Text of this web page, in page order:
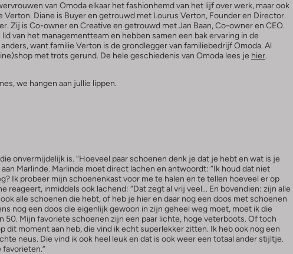
van Omoda elkaar het fashionhemd van het lijf over werk, maar ook
Verton. Diane is Buyer en getrouwd met Lourus Verton, Founder en Director.
Zij is Co-owner en Creative en getrouwd met Jan Baan, Co-owner en CEO.
van het managementteam en hebben samen een bak ervaring in de
want familie Verton is de grondlegger van familiebedrijf Omoda. Al
met trots gerund. De hele geschiedenis van Omoda lees je hier.
we hangen aan jullie lippen.
onvermijdelijk is. “Hoeveel paar schoenen denk je dat je hebt en wat is je
aan Marlinde. Marlinde moet direct lachen en antwoordt: “Ik houd dat niet
Ik probeer mijn schoenenkast voor me te halen en te tellen hoeveel er op
reageert, inmiddels ook lachend: “Dat zegt al vrij veel... En bovendien: zijn alle
alle schoenen die hebt, of heb je hier en daar nog een doos met schoenen
nog een doos die eigenlijk gewoon in zijn geheel weg moet, moet ik die
50. Mijn favoriete schoenen zijn een paar lichte, hoge veterboots. Of toch
dit moment aan heb, die vind ik echt superlekker zitten. Ik heb ook nog een
neus. Die vind ik ook heel leuk en dat is ook weer een totaal ander stijltje.